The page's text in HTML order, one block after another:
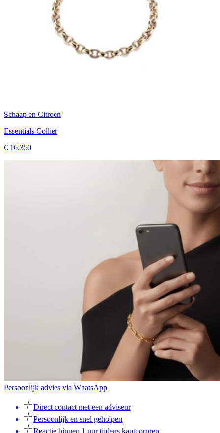
Schaap en Citroen
Essentials Collier
€ 16.350
Persoonlijk advies via WhatsApp
Direct contact met een adviseur
Persoonlijk en snel geholpen
Reactie binnen 1 uur tijdens kantooruren